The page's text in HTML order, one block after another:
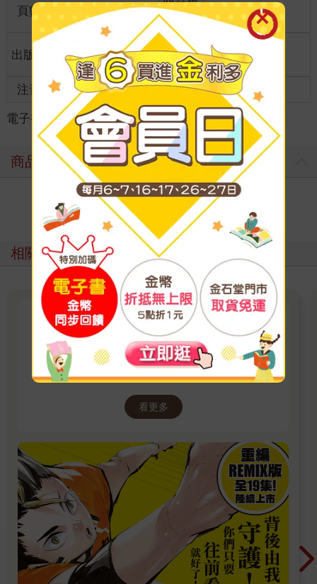
頁數
格
18*12.7
出版地 台灣
適讀年
齡
全齡適讀
注音 級別
電子書 ＞ 漫畫 ＞ GL /百合 ＞ GL /百合
商品評價
寫評價
相關主題
《排球少年!!REMIX版》全19集
陸續上市！
排球，是向上看的運動！
看更多